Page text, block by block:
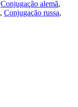
Conjugação alemã,
, Conjugação russa,